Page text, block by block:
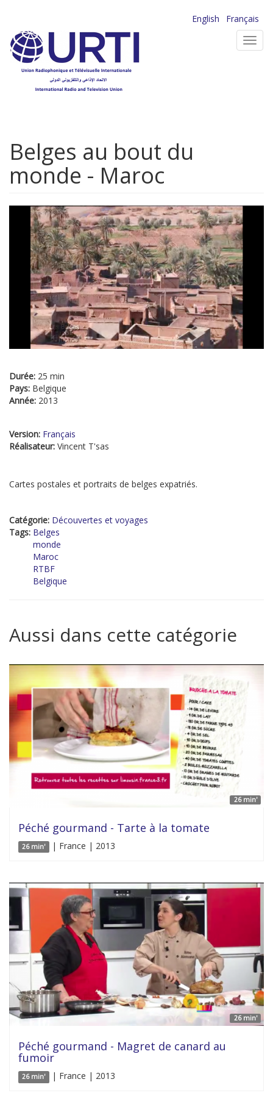
contenu
principal
English
Français
Belges au bout du
monde - Maroc
Durée: 25 min
Pays: Belgique
Année: 2013
Version: Français
Réalisateur: Vincent T'sas
Cartes postales et portraits de belges expatriés.
Catégorie: Découvertes et voyages
Tags: Belges
monde
Maroc
RTBF
Belgique
Aussi dans cette catégorie
26 min'
Péché gourmand - Tarte à la tomate
26 min' | France | 2013
26 min'
Péché gourmand - Magret de canard au
fumoir
26 min' | France | 2013